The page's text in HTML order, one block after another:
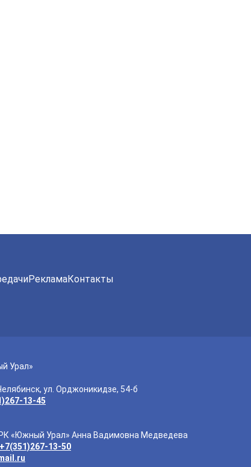
РекламаКонтакты
Урал»
ул. Орджоникидзе, 54-б
13-45
«Южный Урал» Анна Вадимовна Медведева
+7(351)267-13-50